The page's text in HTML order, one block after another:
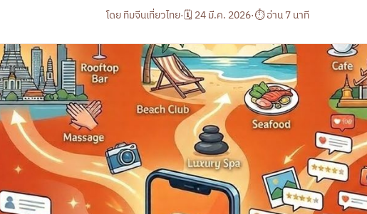
โดย ทีมจีนเที่ยวไทย·🗓 24 มี.ค. 2026·⏱ อ่าน 7 นาที